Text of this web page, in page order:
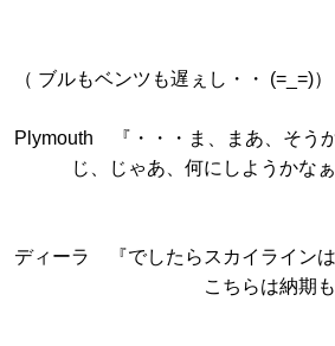
（ ブルもベンツも遅ぇし・・ (=_=)）
Plymouth 『・・・ま、まあ、そう
じ、じゃあ、何にしようかなぁ
ディーラ 『でしたらスカイライン
こちらは納期も大丈